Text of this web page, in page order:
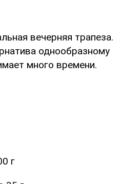
вечерняя трапеза.
однообразному
много времени.
г